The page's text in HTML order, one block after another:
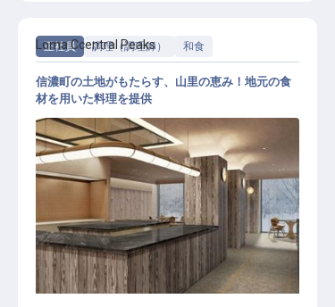
正社員 調理（調理師） 和食
和食調理スタッフ│月給25万～35万
／年休110日
Loma Ccentral Peaks
信濃町の土地がもたらす、山里の恵み！地元の食
材を用いた料理を提供